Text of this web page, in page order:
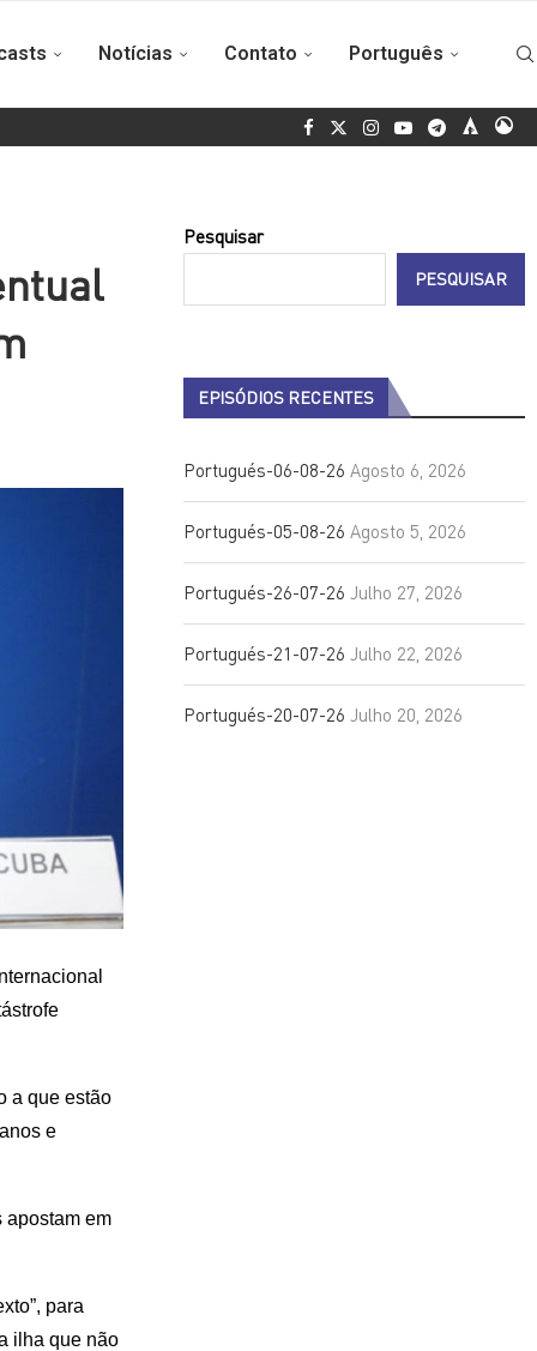
Namíbia fará uma visita oficial a Cuba Santo Domingo 2026:
Notícias Contato Português
a que estão
e
apostam em
para
ilha que não
Pesquisar
PESQUISAR
EPISÓDIOS RECENTES
Portugués-06-08-26 Agosto 6, 2026
Portugués-05-08-26 Agosto 5, 2026
Portugués-26-07-26 Julho 27, 2026
Portugués-21-07-26 Julho 22, 2026
Portugués-20-07-26 Julho 20, 2026